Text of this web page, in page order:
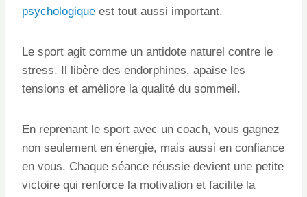
psychologique est tout aussi important.
Le sport agit comme un antidote naturel contre le
stress. Il libère des endorphines, apaise les
tensions et améliore la qualité du sommeil.
En reprenant le sport avec un coach, vous gagnez
non seulement en énergie, mais aussi en confiance
en vous. Chaque séance réussie devient une petite
victoire qui renforce la motivation et facilite la